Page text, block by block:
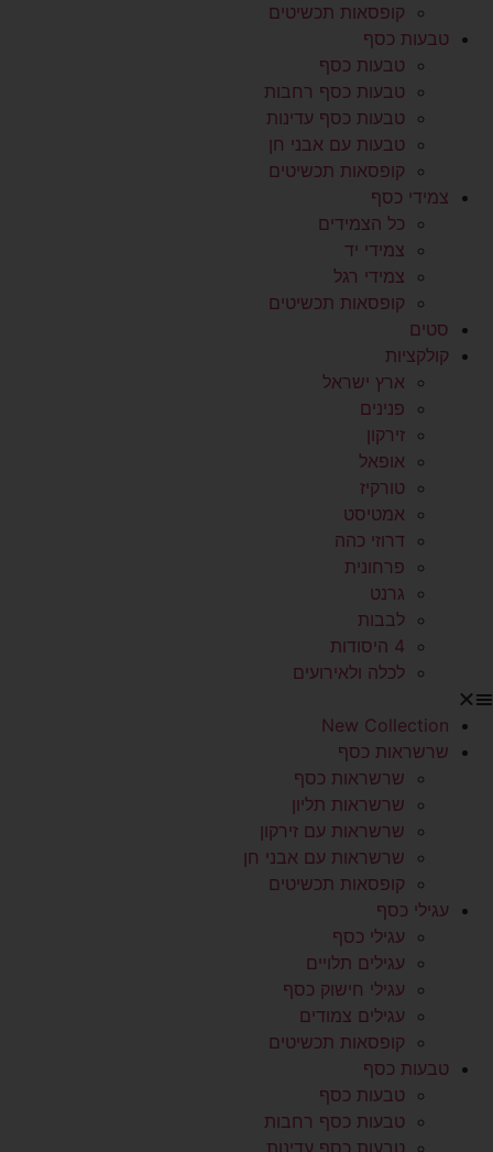
קופסאות תכשיטים
טבעות כסף
טבעות כסף
טבעות כסף רחבות
טבעות כסף עדינות
טבעות עם אבני חן
קופסאות תכשיטים
צמידי כסף
כל הצמידים
צמידי יד
צמידי רגל
קופסאות תכשיטים
סטים
קולקציות
ארץ ישראל
פנינים
זירקון
אופאל
טורקיז
אמטיסט
דרוזי כהה
פרחונית
גרנט
לבבות
4 היסודות
לכלה ולאירועים
New Collection
שרשראות כסף
שרשראות כסף
שרשראות תליון
שרשראות עם זירקון
שרשראות עם אבני חן
קופסאות תכשיטים
עגילי כסף
עגילי כסף
עגילים תלויים
עגילי חישוק כסף
עגילים צמודים
קופסאות תכשיטים
טבעות כסף
טבעות כסף
טבעות כסף רחבות